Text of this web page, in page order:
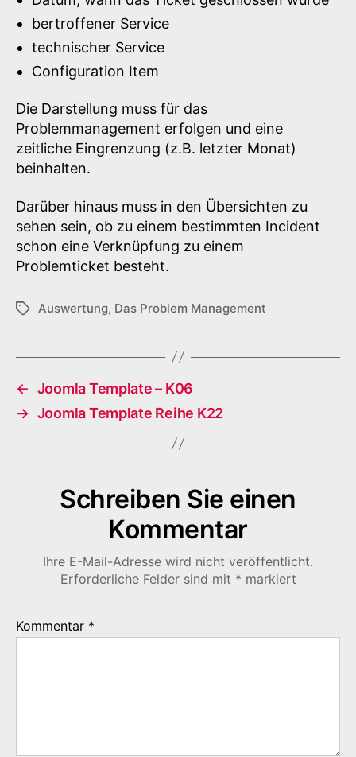
bertroffener Service
technischer Service
Configuration Item
Die Darstellung muss für das
Problemmanagement erfolgen und eine
zeitliche Eingrenzung (z.B. letzter Monat)
beinhalten.
Darüber hinaus muss in den Übersichten zu
sehen sein, ob zu einem bestimmten Incident
schon eine Verknüpfung zu einem
Problemticket besteht.
Schlagwörter
Auswertung, Das Problem Management
← Joomla Template – K06
→ Joomla Template Reihe K22
Schreiben Sie einen
Kommentar
Ihre E-Mail-Adresse wird nicht veröffentlicht.
Erforderliche Felder sind mit * markiert
Kommentar *